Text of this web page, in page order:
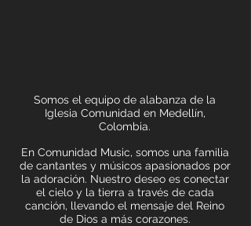
Somos el equipo de alabanza de la
Iglesia Comunidad en Medellín,
Colombia.
En Comunidad Music, somos una familia
de cantantes y músicos apasionados por
la adoración. Nuestro deseo es conectar
el cielo y la tierra a través de cada
canción, llevando el mensaje del Reino
de Dios a más corazones.​